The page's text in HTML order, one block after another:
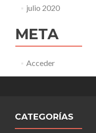
julio 2020
META
Acceder
CATEGORÍAS